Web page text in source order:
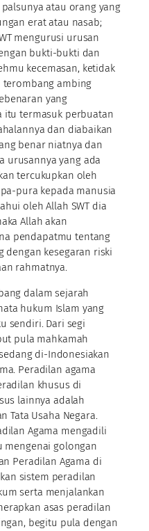
atau orang yang
erat atau nasab;
mengurusi urusan
bukti-bukti dan
kecemasan, ketidak
terombang ambing
yang
itu termasuk perbuatan
dan diabaikan
benar niatnya dan
urusannya yang ada
tercukupkan oleh
pura kepada manusia
oleh Allah SWT dia
Allah akan
pendapatmu tentang
dengan kesegaran riski
rahmatnya.
dalam sejarah
hukum Islam yang
sendiri. Dari segi
pula mahkamah
di-Indonesiakan
Peradilan agama
khusus di
lainnya adalah
Tata Usaha Negara.
Agama mengadili
mengenai golongan
Peradilan Agama di
sistem peradilan
serta menjalankan
asas peradilan
begitu pula dengan